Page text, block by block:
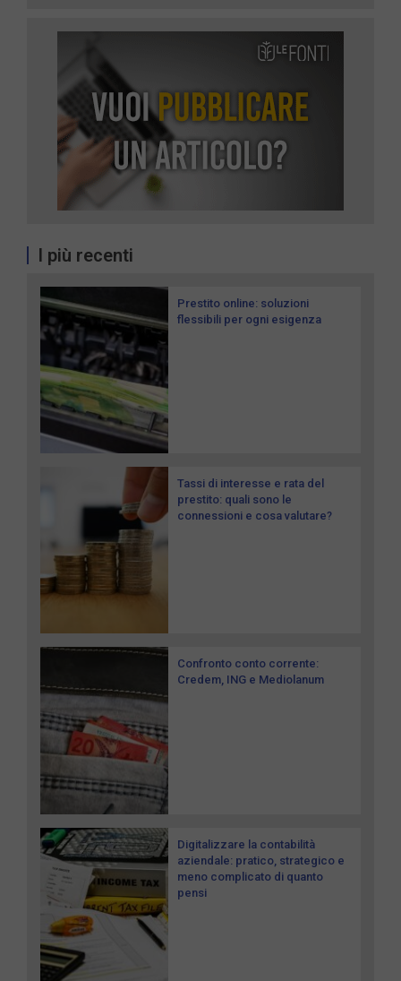
I più recenti
Prestito online: soluzioni
flessibili per ogni esigenza
Tassi di interesse e rata del
prestito: quali sono le
connessioni e cosa valutare?
Confronto conto corrente:
Credem, ING e Mediolanum
Digitalizzare la contabilità
aziendale: pratico, strategico e
meno complicato di quanto
pensi